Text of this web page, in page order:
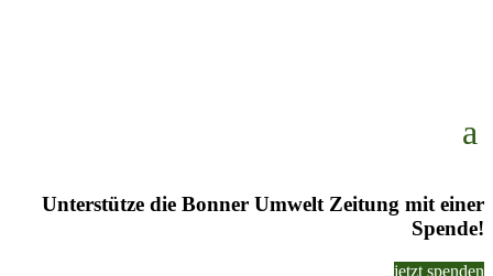
Unterstütze die Bonner Umwelt Zeitung mit einer
Spende!
jetzt spenden